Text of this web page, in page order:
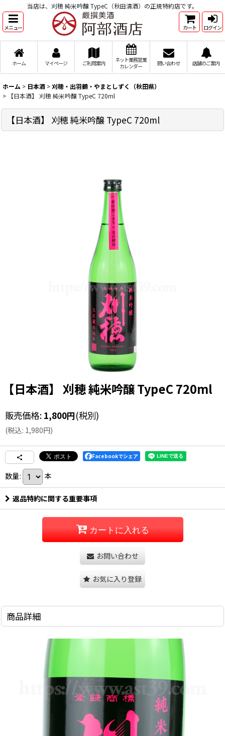
当店は、刈穂 純米吟醸 TypeC（秋田清酒）の正規特約店です。
メニュー カート ログイン
ホーム マイページ ご利用案内
ネット業務営業
カレンダー
問い合わせ 店舗のご案内
ホーム > 日本酒 >刈穂・出羽鶴・やまとしずく（秋田県）
>
【日本酒】 刈穂 純米吟醸 TypeC 720ml
【日本酒】 刈穂 純米吟醸 TypeC 720ml
【日本酒】 刈穂 純米吟醸 TypeC 720ml
販売価格: 1,800円(税別)
(税込: 1,980円)
Facebookでシェア
数量: 本
返品特約に関する重要事項
カートに入れる
お問い合わせ
お気に入り登録
商品詳細